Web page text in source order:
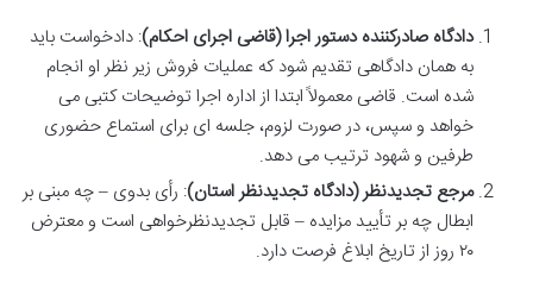
دادگاه صادرکننده دستور اجرا (قاضی اجرای احکام): دادخواست باید
به همان دادگاهی تقدیم شود که عملیات فروش زیر نظر او انجام
شده است. قاضی معمولاً ابتدا از اداره اجرا توضیحات کتبی می
خواهد و سپس، در صورت لزوم، جلسه ای برای استماع حضوری
طرفین و شهود ترتیب می دهد.
مرجع تجدیدنظر (دادگاه تجدیدنظر استان): رأی بدوی – چه مبنی بر
ابطال چه بر تأیید مزایده – قابل تجدیدنظرخواهی است و معترض
۲۰ روز از تاریخ ابلاغ فرصت دارد.